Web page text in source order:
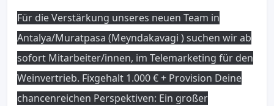
Für die Verstärkung unseres neuen Team in
Antalya/Muratpasa (Meyndakavagi ) suchen wir ab
sofort Mitarbeiter/innen, im Telemarketing für den
Weinvertrieb. Fixgehalt 1.000 €+ Provision Deine
chancenreichen Perspektiven: Ein großer